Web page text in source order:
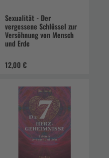
Sexualität - Der
vergessene Schlüssel zur
Versöhnung von Mensch
und Erde
12,00 €